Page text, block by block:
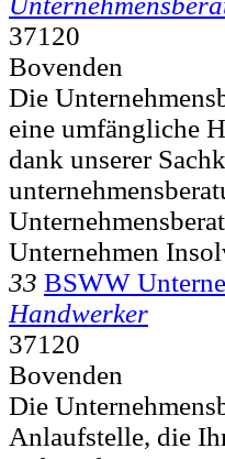
37120
Bovenden
Die
eine umfängliche
dank unserer
Unternehmen
33 BSWW
Handwerker
37120
Bovenden
Die
Anlaufstelle, die